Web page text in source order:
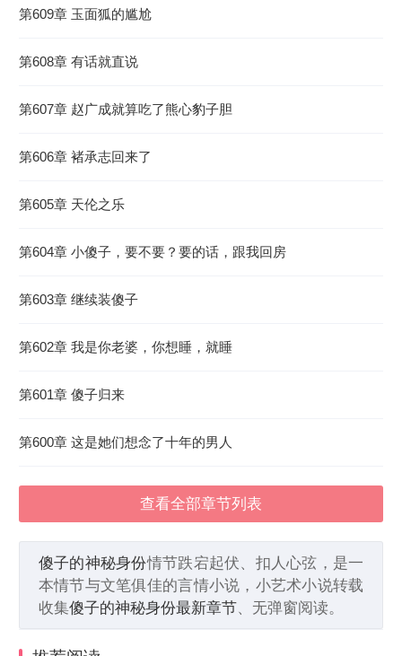
第609章 玉面狐的尴尬
第608章 有话就直说
第607章 赵广成就算吃了熊心豹子胆
第606章 褚承志回来了
第605章 天伦之乐
第604章 小傻子，要不要？要的话，跟我回房
第603章 继续装傻子
第602章 我是你老婆，你想睡，就睡
第601章 傻子归来
第600章 这是她们想念了十年的男人
查看全部章节列表
傻子的神秘身份情节跌宕起伏、扣人心弦，是一
本情节与文笔俱佳的言情小说，小艺术小说转载
收集傻子的神秘身份最新章节、无弹窗阅读。